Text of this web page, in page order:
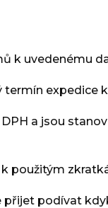
k uvedenému
expedice
a jsou
použitým
přijet podívat